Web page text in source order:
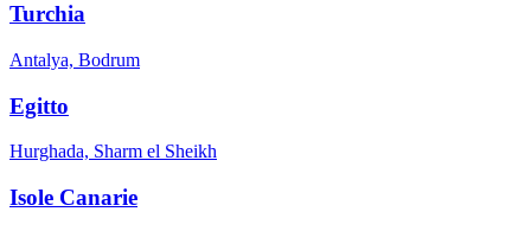
Turchia
Antalya, Bodrum
Egitto
Hurghada, Sharm el Sheikh
Isole Canarie